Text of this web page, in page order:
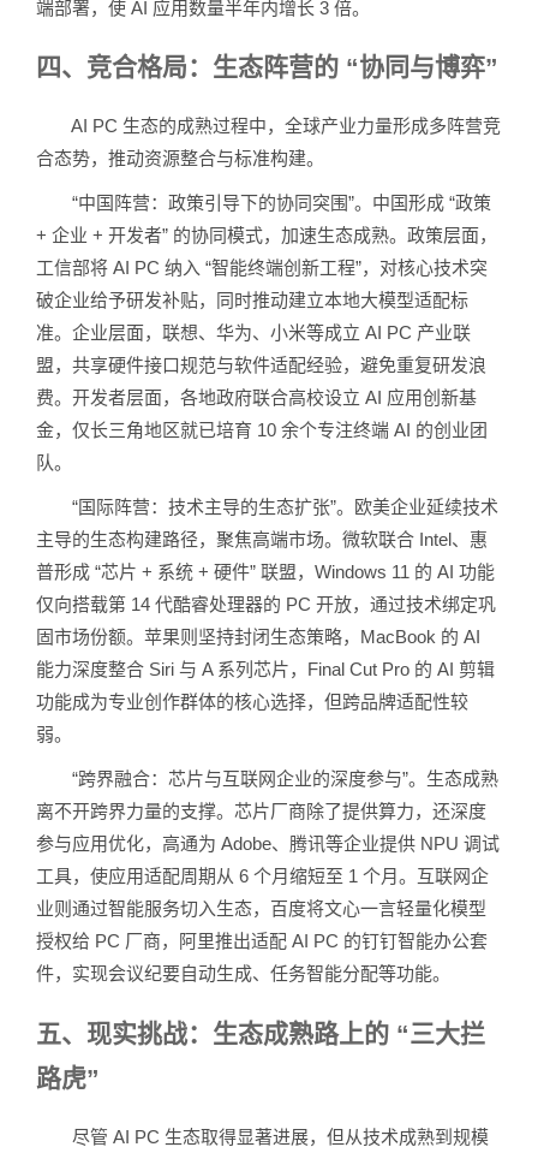
端部署，使 AI 应用数量半年内增长 3 倍。
四、竞合格局：生态阵营的 “协同与博弈”
AI PC 生态的成熟过程中，全球产业力量形成多阵营竞
合态势，推动资源整合与标准构建。
“中国阵营：政策引导下的协同突围”。中国形成 “政策
+ 企业 + 开发者” 的协同模式，加速生态成熟。政策层面，
工信部将 AI PC 纳入 “智能终端创新工程”，对核心技术突
破企业给予研发补贴，同时推动建立本地大模型适配标
准。企业层面，联想、华为、小米等成立 AI PC 产业联
盟，共享硬件接口规范与软件适配经验，避免重复研发浪
费。开发者层面，各地政府联合高校设立 AI 应用创新基
金，仅长三角地区就已培育 10 余个专注终端 AI 的创业团
队。
“国际阵营：技术主导的生态扩张”。欧美企业延续技术
主导的生态构建路径，聚焦高端市场。微软联合 Intel、惠
普形成 “芯片 + 系统 + 硬件” 联盟，Windows 11 的 AI 功能
仅向搭载第 14 代酷睿处理器的 PC 开放，通过技术绑定巩
固市场份额。苹果则坚持封闭生态策略，MacBook 的 AI
能力深度整合 Siri 与 A 系列芯片，Final Cut Pro 的 AI 剪辑
功能成为专业创作群体的核心选择，但跨品牌适配性较
弱。
“跨界融合：芯片与互联网企业的深度参与”。生态成熟
离不开跨界力量的支撑。芯片厂商除了提供算力，还深度
参与应用优化，高通为 Adobe、腾讯等企业提供 NPU 调试
工具，使应用适配周期从 6 个月缩短至 1 个月。互联网企
业则通过智能服务切入生态，百度将文心一言轻量化模型
授权给 PC 厂商，阿里推出适配 AI PC 的钉钉智能办公套
件，实现会议纪要自动生成、任务智能分配等功能。
五、现实挑战：生态成熟路上的 “三大拦
路虎”
尽管 AI PC 生态取得显著进展，但从技术成熟到规模